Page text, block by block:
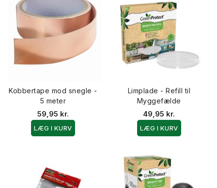
Kobbertape mod snegle -
5 meter
59,95 kr.
LÆG I KURV
Limplade - Refill til
Myggefælde
49,95 kr.
LÆG I KURV